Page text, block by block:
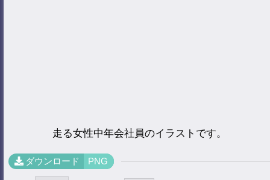
走る女性中年会社員のイラストです。
ダウンロード PNG